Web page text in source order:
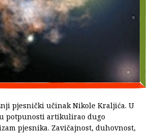
pjesnički učinak Nikole Kraljića. U
potpunosti artikulirao dugo
pjesnika. Zavičajnost, duhovnost,